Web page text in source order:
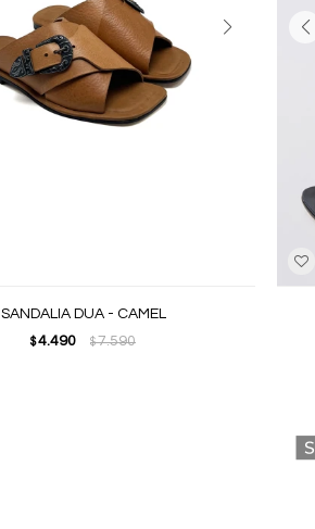
SANDALIA DUA - CAMEL
$4.490 $7.590